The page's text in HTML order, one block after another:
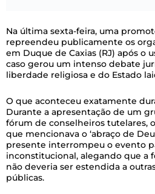
Na última sexta-feira, uma
repreendeu publicamente os
em Duque de Caxias (RJ) após o
caso gerou um intenso debate
liberdade religiosa e do Estado
O que aconteceu exatamente
Durante a apresentação de um
fórum de conselheiros tutelares,
que mencionava o ‘abraço de
presente interrompeu o evento
inconstitucional, alegando que a
não deveria ser estendida a
públicas.